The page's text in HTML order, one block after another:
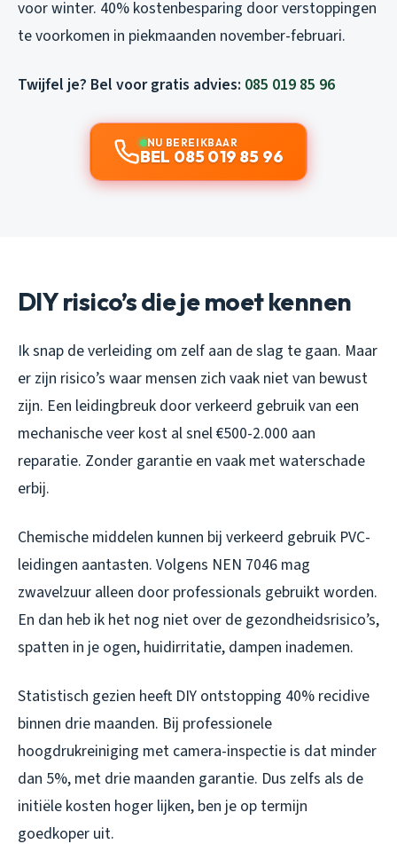
voor winter. 40% kostenbesparing door verstoppingen
te voorkomen in piekmaanden november-februari.
Twijfel je? Bel voor gratis advies: 085 019 85 96
NU BEREIKBAAR
BEL 085 019 85 96
DIY risico’s die je moet kennen
Ik snap de verleiding om zelf aan de slag te gaan. Maar
er zijn risico’s waar mensen zich vaak niet van bewust
zijn. Een leidingbreuk door verkeerd gebruik van een
mechanische veer kost al snel €500-2.000 aan
reparatie. Zonder garantie en vaak met waterschade
erbij.
Chemische middelen kunnen bij verkeerd gebruik PVC-
leidingen aantasten. Volgens NEN 7046 mag
zwavelzuur alleen door professionals gebruikt worden.
En dan heb ik het nog niet over de gezondheidsrisico’s,
spatten in je ogen, huidirritatie, dampen inademen.
Statistisch gezien heeft DIY ontstopping 40% recidive
binnen drie maanden. Bij professionele
hoogdrukreiniging met camera-inspectie is dat minder
dan 5%, met drie maanden garantie. Dus zelfs als de
initiële kosten hoger lijken, ben je op termijn
goedkoper uit.